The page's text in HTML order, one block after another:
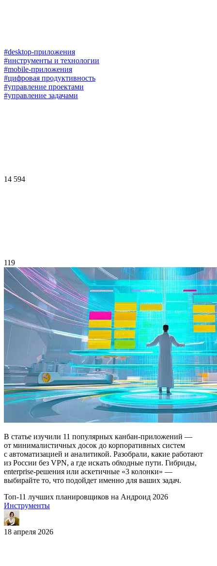
#desktop-приложения
#инструменты и технологии
#mobile-приложения
#цифровая продуктивность
#управление проектами
#управление задачами
14 594
119
В статье изучили 11 популярных канбан-приложений —
от минималистичных досок до корпоративных систем
с автоматизацией и аналитикой. Разобрали, какие работают
из России без VPN, а где искать обходные пути. Гибриды,
enterprise-решения или аскетичные «3 колонки» —
выбирайте то, что подойдет именно для ваших задач.
Топ-11 лучших планировщиков на Андроид 2026
Инструменты
18 апреля 2026